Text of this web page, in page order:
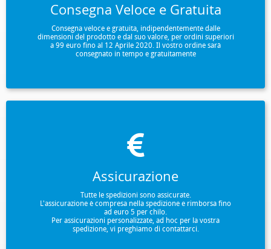
Consegna Veloce e Gratuita
Consegna veloce e gratuita, indipendentemente dalle
dimensioni del prodotto e dal suo valore, per ordini superiori
a 99 euro fino al 12 Aprile 2020. Il vostro ordine sarà
consegnato in tempo e gratuitamente
Assicurazione
Tutte le spedizioni sono assicurate.
L'assicurazione è compresa nella spedizione e rimborsa fino
ad euro 5 per chilo.
Per assicurazioni personalizzate, ad hoc per la vostra
spedizione, vi preghiamo di contattarci.